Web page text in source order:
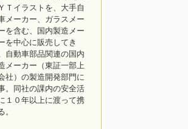
Ｔイラストを、大手自
メーカー、ガラスメー
を含む、国内製造メー
を中心に販売してき
自動車部品関連の国内
メーカー（東証一部上
社）の製造開発部門に
。同社の課内の安全活
１０年以上に渡って携
。